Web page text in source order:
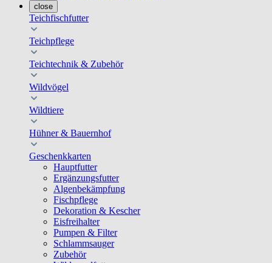
close
Teichfischfutter
Teichpflege
Teichtechnik & Zubehör
Wildvögel
Wildtiere
Hühner & Bauernhof
Geschenkkarten
Hauptfutter
Ergänzungsfutter
Algenbekämpfung
Fischpflege
Dekoration & Kescher
Eisfreihalter
Pumpen & Filter
Schlammsauger
Zubehör